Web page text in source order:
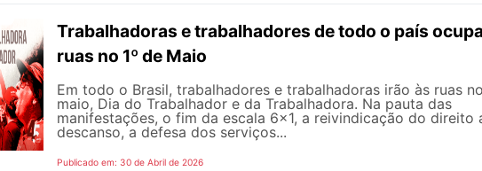
Trabalhadoras e trabalhadores de todo o país
ruas no 1º de Maio
Em todo o Brasil, trabalhadores e trabalhadoras irão às ruas
maio, Dia do Trabalhador e da Trabalhadora. Na pauta das
manifestações, o fim da escala 6×1, a reivindicação do direito
descanso, a defesa dos serviços...
Publicado em: 30 de Abril de 2026